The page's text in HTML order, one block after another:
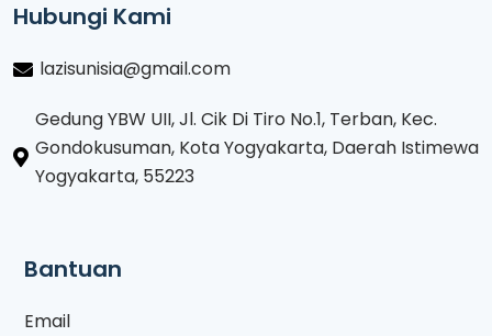
Hubungi Kami
lazisunisia@gmail.com
Gedung YBW UII, Jl. Cik Di Tiro No.1, Terban, Kec.
Gondokusuman, Kota Yogyakarta, Daerah Istimewa
Yogyakarta, 55223
Bantuan
Email